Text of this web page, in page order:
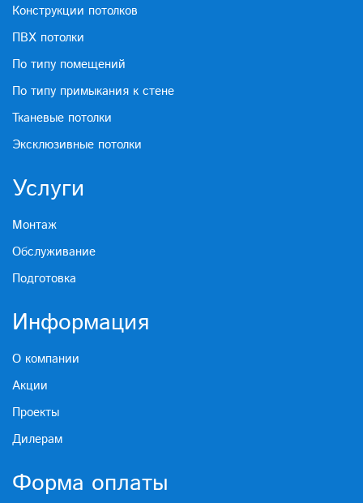
Конструкции потолков
ПВХ потолки
По типу помещений
По типу примыкания к стене
Тканевые потолки
Эксклюзивные потолки
Услуги
Монтаж
Обслуживание
Подготовка
Информация
О компании
Акции
Проекты
Дилерам
Форма оплаты